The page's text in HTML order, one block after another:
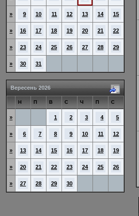
» 9 10 11 12 13 14 15
» 16 17 18 19 20 21 22
» 23 24 25 26 27 28 29
» 30 31
Вересень 2026
Н П В С Ч П С
» 1 2 3 4 5
» 6 7 8 9 10 11 12
» 13 14 15 16 17 18 19
» 20 21 22 23 24 25 26
» 27 28 29 30